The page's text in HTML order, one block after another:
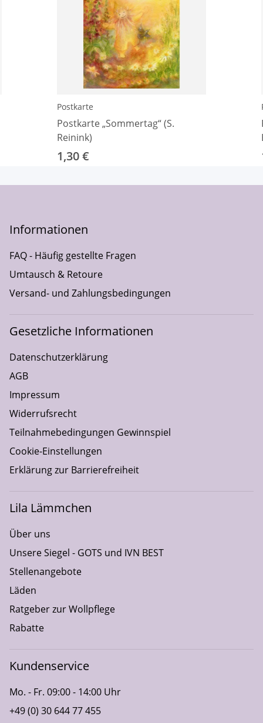
Postkarte
Postkarte „Sommertag“ (S.
Reinink)
1,30 €
Informationen
FAQ - Häufig gestellte Fragen
Umtausch & Retoure
Versand- und Zahlungsbedingungen
Gesetzliche Informationen
Datenschutzerklärung
AGB
Impressum
Widerrufsrecht
Teilnahmebedingungen Gewinnspiel
Cookie-Einstellungen
Erklärung zur Barrierefreiheit
Lila Lämmchen
Über uns
Unsere Siegel - GOTS und IVN BEST
Stellenangebote
Läden
Ratgeber zur Wollpflege
Rabatte
Kundenservice
Mo. - Fr. 09:00 - 14:00 Uhr
+49 (0) 30 644 77 455